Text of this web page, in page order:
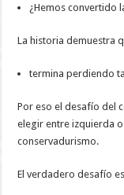
¿Hemos convertido
La historia demuestra
termina perdiendo
Por eso el desafío del
elegir entre izquierda
conservadurismo.
El verdadero desafío